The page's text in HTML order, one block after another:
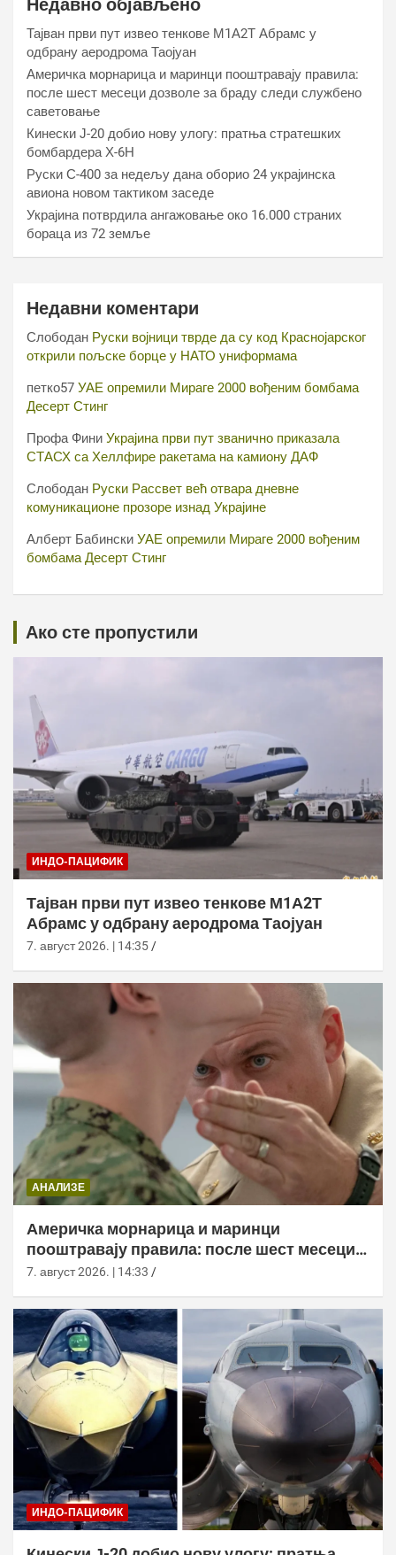
Недавно објављено
Тајван први пут извео тенкове М1А2Т Абрамс у
одбрану аеродрома Таојуан
Америчка морнарица и маринци пооштравају правила:
после шест месеци дозволе за браду следи службено
саветовање
Кинески Ј-20 добио нову улогу: пратња стратешких
бомбардера Х-6Н
Руски С-400 за недељу дана оборио 24 украјинска
авиона новом тактиком заседе
Украјина потврдила ангажовање око 16.000 страних
бораца из 72 земље
Недавни коментари
Слободан Руски војници тврде да су код Краснојарског
открили пољске борце у НАТО униформама
петко57 УАЕ опремили Мираге 2000 вођеним бомбама
Десерт Стинг
Профа Фини Украјина први пут званично приказала
СТАСХ са Хеллфире ракетама на камиону ДАФ
Слободан Руски Рассвет већ отвара дневне
комуникационе прозоре изнад Украјине
Алберт Бабински УАЕ опремили Мираге 2000 вођеним
бомбама Десерт Стинг
Ако сте пропустили
ИНДО-ПАЦИФИК
Тајван први пут извео тенкове М1А2Т
Абрамс у одбрану аеродрома Таојуан
7. август 2026. | 14:35
АНАЛИЗЕ
Америчка морнарица и маринци
пооштравају правила: после шест месеци
дозволе за браду следи службено
7. август 2026. | 14:33
ИНДО-ПАЦИФИК